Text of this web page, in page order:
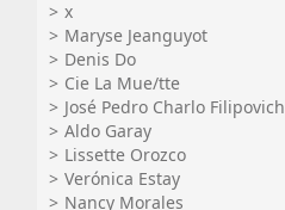
x
Maryse Jeanguyot
Denis Do
Cie La Mue/tte
José Pedro Charlo Filipovich
Aldo Garay
Lissette Orozco
Verónica Estay
Nancy Morales